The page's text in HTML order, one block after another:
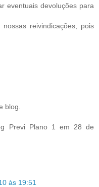
eventuais devoluções para
reivindicações, pois
blog.
Previ Plano 1 em 28 de
às 19:51